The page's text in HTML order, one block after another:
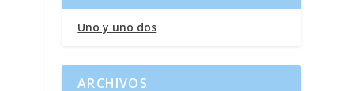
Uno y uno dos
ARCHIVOS